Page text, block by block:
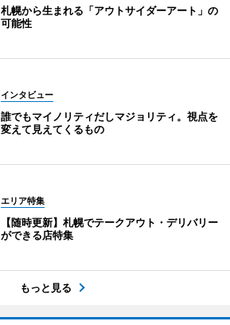
札幌から生まれる「アウトサイダーアート」の
可能性
インタビュー
誰でもマイノリティだしマジョリティ。視点を
変えて見えてくるもの
エリア特集
【随時更新】札幌でテークアウト・デリバリー
ができる店特集
もっと見る